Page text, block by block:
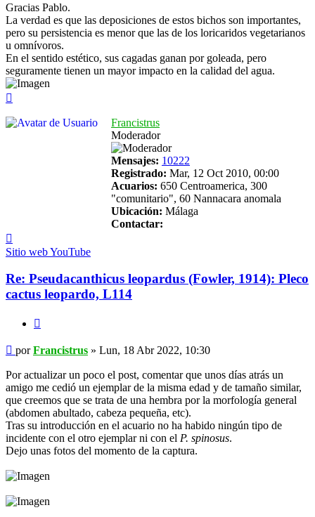
Gracias Pablo.
La verdad es que las deposiciones de estos bichos son importantes,
pero su persistencia es menor que las de los loricaridos vegetarianos
u omnívoros.
En el sentido estético, sus cagadas ganan por goleada, pero
seguramente tienen un mayor impacto en la calidad del agua.
Francistrus
Moderador
Mensajes: 10222
Registrado: Mar, 12 Oct 2010, 00:00
Acuarios: 650 Centroamerica, 300
"comunitario", 60 Nannacara anomala
Ubicación: Málaga
Contactar:
Francistrus
Sitio webYouTube
Re: Pseudacanthicus leopardus (Fowler, 1914): Pleco
cactus leopardo, L114
Mensaje
porFrancistrus » Lun, 18 Abr 2022, 10:30
Por actualizar un poco el post, comentar que unos días atrás un
amigo me cedió un ejemplar de la misma edad y de tamaño similar,
que creemos que se trata de una hembra por la morfología general
(abdomen abultado, cabeza pequeña, etc).
Tras su introducción en el acuario no ha habido ningún tipo de
incidente con el otro ejemplar ni con el P. spinosus.
Dejo unas fotos del momento de la captura.